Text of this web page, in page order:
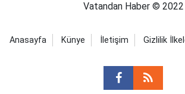
Vatandan Haber © 2022
Anasayfa Künye İletişim Gizlilik